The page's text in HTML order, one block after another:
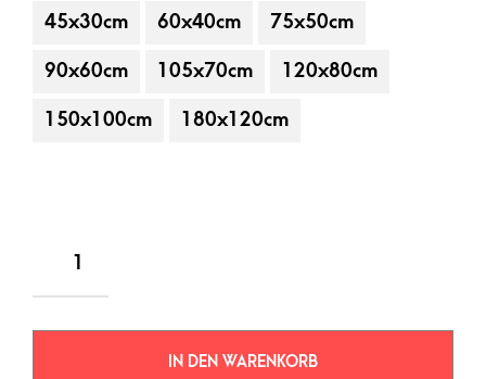
45x30cm 60x40cm 75x50cm
90x60cm 105x70cm 120x80cm
150x100cm 180x120cm
IN DEN WARENKORB